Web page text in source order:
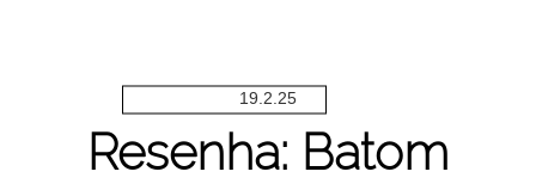
19.2.25
Resenha: Batom